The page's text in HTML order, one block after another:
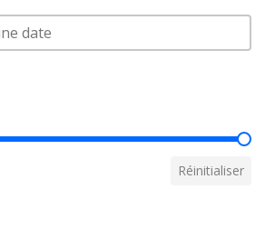
Réinitialiser